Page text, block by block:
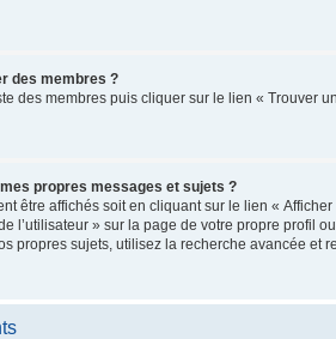
des membres ?
des membres puis cliquer sur le lien « Trouver
propres messages et sujets ?
être affichés soit en cliquant sur le lien «
l’utilisateur » sur la page de votre propre profil
propres sujets, utilisez la recherche avancée